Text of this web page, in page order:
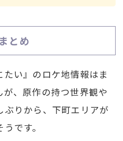
まとめ
たい』のロケ地情報はま
、原作の持つ世界観や
ぶりから、下町エリアが
です。